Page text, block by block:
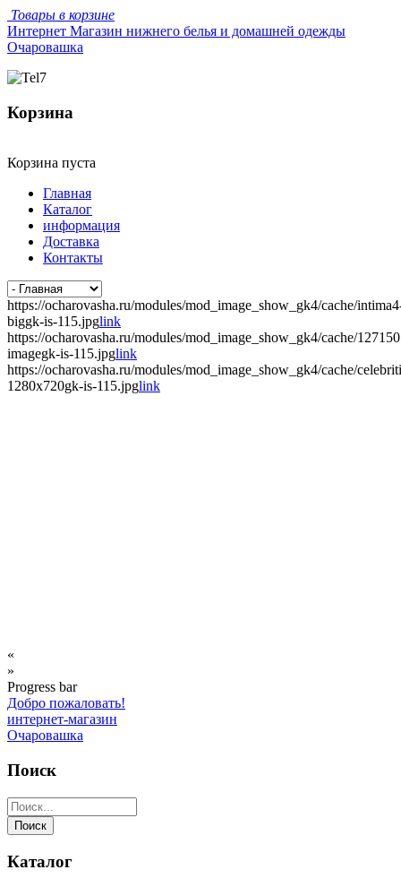
Товары в корзине
Интернет Магазин нижнего белья и домашней одежды
Очаровашка
Корзина
Корзина пуста
Главная
Каталог
информация
Доставка
Контакты
https://ocharovasha.ru/modules/mod_image_show_gk4/cache/
biggk-is-115.jpglink
https://ocharovasha.ru/modules/mod_image_show_gk4/cache/
imagegk-is-115.jpglink
https://ocharovasha.ru/modules/mod_image_show_gk4/cache/
1280x720gk-is-115.jpglink
«
»
Progress bar
Добро пожаловать!
интернет-магазин
Очаровашка
Поиск
Поиск
Каталог